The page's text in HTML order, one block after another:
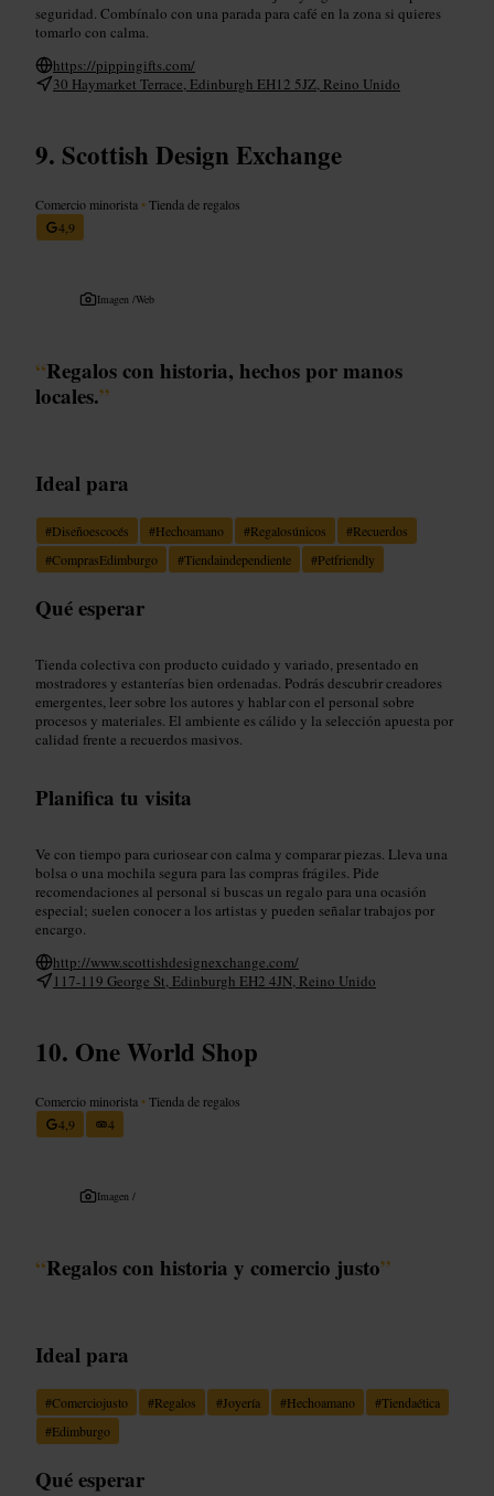
seguridad. Combínalo con una parada para café en la zona si quieres
tomarlo con calma.
https://pippingifts.com/
30 Haymarket Terrace, Edinburgh EH12 5JZ, Reino Unido
Scottish Design Exchange
Comercio minorista •Tienda de regalos
4,9
Imagen /Web
“Regalos con historia, hechos por manos
locales.”
Ideal para
#Diseñoescocés #Hechoamano #Regalosúnicos #Recuerdos
#ComprasEdimburgo #Tiendaindependiente #Petfriendly
Qué esperar
Tienda colectiva con producto cuidado y variado, presentado en
mostradores y estanterías bien ordenadas. Podrás descubrir creadores
emergentes, leer sobre los autores y hablar con el personal sobre
procesos y materiales. El ambiente es cálido y la selección apuesta por
calidad frente a recuerdos masivos.
Planifica tu visita
Ve con tiempo para curiosear con calma y comparar piezas. Lleva una
bolsa o una mochila segura para las compras frágiles. Pide
recomendaciones al personal si buscas un regalo para una ocasión
especial; suelen conocer a los artistas y pueden señalar trabajos por
encargo.
http://www.scottishdesignexchange.com/
117-119 George St, Edinburgh EH2 4JN, Reino Unido
One World Shop
Comercio minorista •Tienda de regalos
4,9
4
Imagen /
“Regalos con historia y comercio justo”
Ideal para
#Comerciojusto #Regalos #Joyería #Hechoamano #Tiendaética
#Edimburgo
Qué esperar